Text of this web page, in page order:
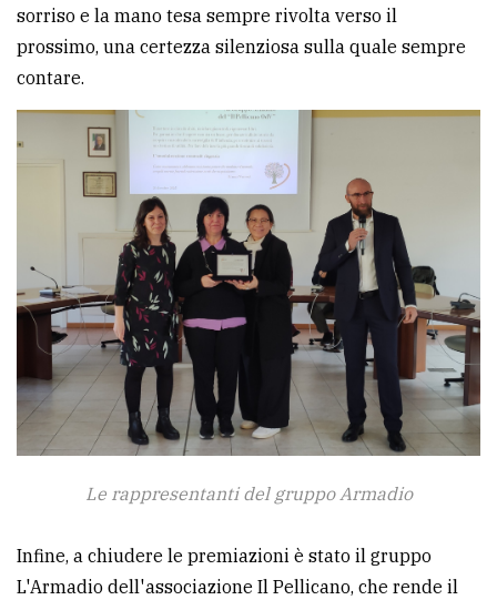
sorriso e la mano tesa sempre rivolta verso il
prossimo, una certezza silenziosa sulla quale sempre
contare.
Le rappresentanti del gruppo Armadio
Infine, a chiudere le premiazioni è stato il gruppo
L'Armadio dell'associazione Il Pellicano, che rende il